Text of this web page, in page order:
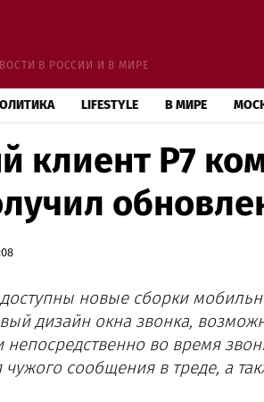
В РОССИИ И В МИРЕ
LIFESTYLE В МИРЕ
клиент Р7
новые сборки
дизайн окна звонка,
непосредственно во время
чужого сообщения в треде, а